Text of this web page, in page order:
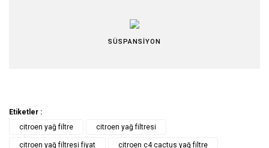
SÜSPANSİYON
Etiketler :
citroen yağ filtre
citroen yağ filtresi
citroen yağ filtresi fiyat citroen c4 cactus yağ filtre